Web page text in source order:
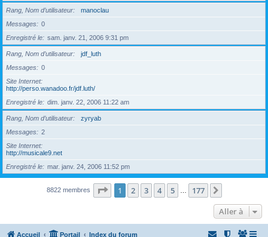
Rang, Nom d’utilisateur
manoclau
Messages
0
Enregistré le
sam. janv. 21, 2006 9:31 pm
Rang, Nom d’utilisateur
jdf_luth
Messages
0
Site Internet
http://perso.wanadoo.fr/jdf.luth/
Enregistré le
dim. janv. 22, 2006 11:22 am
Rang, Nom d’utilisateur
zyryab
Messages
2
Site Internet
http://musicale9.net
Enregistré le
mar. janv. 24, 2006 11:52 pm
8822 membres Page 1sur177
1 2 3 4 5 177
Aller à
Accueil Portail Index du forum